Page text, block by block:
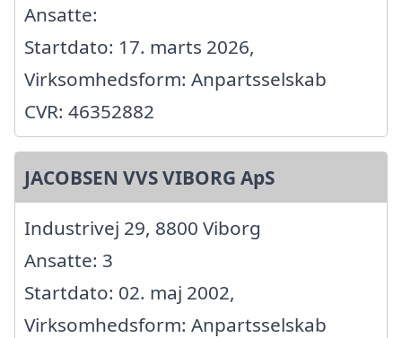
Ansatte:
Startdato: 17. marts 2026,
Virksomhedsform: Anpartsselskab
CVR: 46352882
JACOBSEN VVS VIBORG ApS
Industrivej 29, 8800 Viborg
Ansatte: 3
Startdato: 02. maj 2002,
Virksomhedsform: Anpartsselskab